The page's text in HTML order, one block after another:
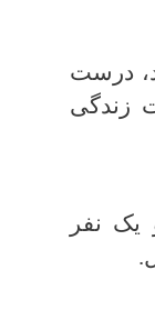
درست
زندگی
یک نفر